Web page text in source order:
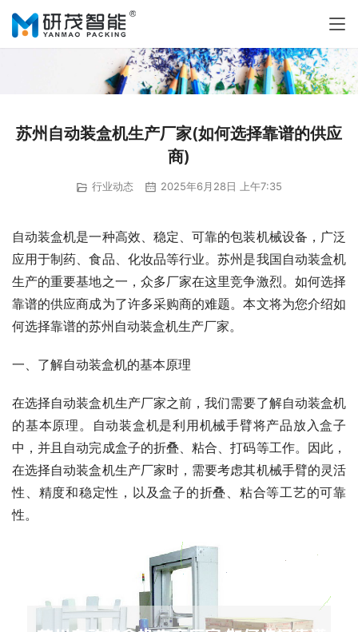
苏州自动装盒机生产厂家(如何选择靠谱的供应
商)
行业动态 2025年6月28日 上午7:35
自动装盒机是一种高效、稳定、可靠的包装机械设备，广泛
应用于制药、食品、化妆品等行业。苏州是我国自动装盒机
生产的重要基地之一，众多厂家在这里竞争激烈。如何选择
靠谱的供应商成为了许多采购商的难题。本文将为您介绍如
何选择靠谱的苏州自动装盒机生产厂家。
一、了解自动装盒机的基本原理
在选择自动装盒机生产厂家之前，我们需要了解自动装盒机
的基本原理。自动装盒机是利用机械手臂将产品放入盒子
中，并且自动完成盒子的折叠、粘合、打码等工作。因此，
在选择自动装盒机生产厂家时，需要考虑其机械手臂的灵活
性、精度和稳定性，以及盒子的折叠、粘合等工艺的可靠
性。